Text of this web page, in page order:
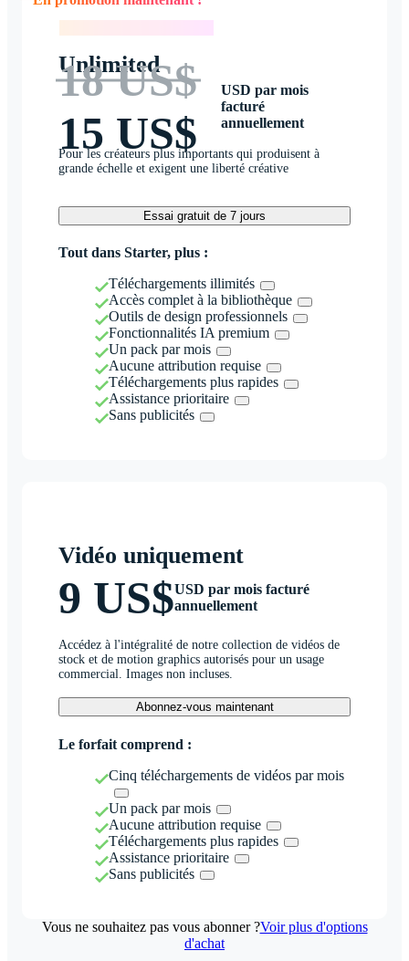
Unlimited
18 US$
15 US$
USD par mois
facturé
annuellement
Pour les créateurs plus importants qui produisent à
grande échelle et exigent une liberté créative
Essai gratuit de 7 jours
Tout dans Starter, plus :
Téléchargements illimités
Accès complet à la bibliothèque
Outils de design professionnels
Fonctionnalités IA premium
Un pack par mois
Aucune attribution requise
Téléchargements plus rapides
Assistance prioritaire
Sans publicités
Vidéo uniquement
9 US$USD par mois facturé
annuellement
Accédez à l'intégralité de notre collection de vidéos de
stock et de motion graphics autorisés pour un usage
commercial. Images non incluses.
Abonnez-vous maintenant
Le forfait comprend :
Cinq téléchargements de vidéos par mois
Un pack par mois
Aucune attribution requise
Téléchargements plus rapides
Assistance prioritaire
Sans publicités
Vous ne souhaitez pas vous abonner ?Voir plus d'options
d'achat